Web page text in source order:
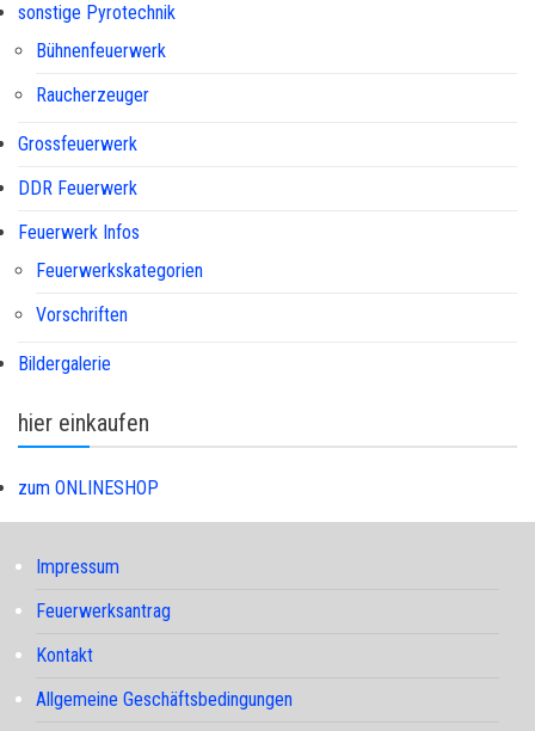
sonstige Pyrotechnik
Bühnenfeuerwerk
Raucherzeuger
Grossfeuerwerk
DDR Feuerwerk
Feuerwerk Infos
Feuerwerkskategorien
Vorschriften
Bildergalerie
hier einkaufen
zum ONLINESHOP
Impressum
Feuerwerksantrag
Kontakt
Allgemeine Geschäftsbedingungen